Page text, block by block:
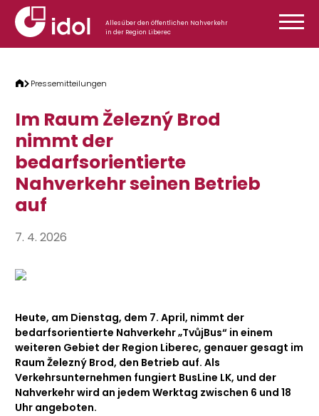
Zum Inhalt springen
Alles über den öffentlichen Nahverkehr
in der Region Liberec
Pressemitteilungen
Im Raum Železný Brod
nimmt der
bedarfsorientierte
Nahverkehr seinen Betrieb
auf
7. 4. 2026
Heute, am Dienstag, dem 7. April, nimmt der
bedarfsorientierte Nahverkehr „TvůjBus“ in einem
weiteren Gebiet der Region Liberec, genauer gesagt im
Raum Železný Brod, den Betrieb auf. Als
Verkehrsunternehmen fungiert BusLine LK, und der
Nahverkehr wird an jedem Werktag zwischen 6 und 18
Uhr angeboten.